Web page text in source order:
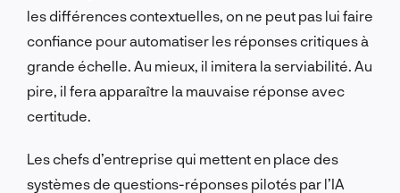
les différences contextuelles, on ne peut pas lui faire
confiance pour automatiser les réponses critiques à
grande échelle. Au mieux, il imitera la serviabilité. Au
pire, il fera apparaître la mauvaise réponse avec
certitude.
Les chefs d’entreprise qui mettent en place des
systèmes de questions-réponses pilotés par l’IA